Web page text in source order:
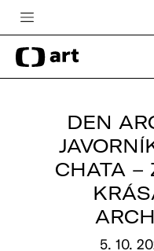
Česká televize
Zpravodajství
TV program
DEN
CHATA –
5. 10.